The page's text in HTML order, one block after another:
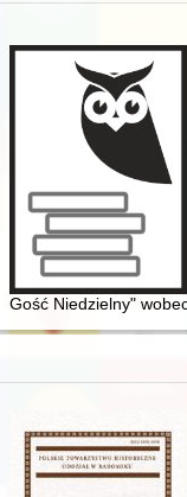
wody w świetle
Gość Niedzielny"